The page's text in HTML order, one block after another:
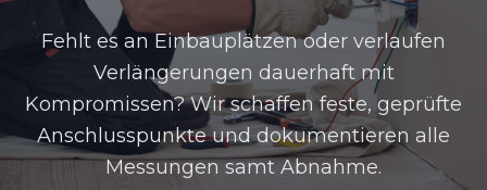
Fehlt es an Einbauplätzen oder verlaufen
Verlängerungen dauerhaft mit
Kompromissen? Wir schaffen feste, geprüfte
Anschlusspunkte und dokumentieren alle
Messungen samt Abnahme.